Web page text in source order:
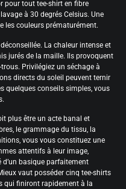
pour tout tee-shirt en fibre
à 30 degrés Celsius. Une
les couleurs prématurément.
La chaleur intense et
jurés de la maille. Ils provoquent
Privilégiez un séchage à
directs du soleil peuvent ternir
quelques conseils simples, vous
plus être un acte banal et
le grammage du tissu, la
vous vous constituez une
attentifs à leur image,
basique parfaitement
vaut posséder cinq tee-shirts
qui finiront rapidement à la